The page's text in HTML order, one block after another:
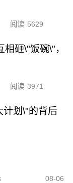
阅读 5629
砸\"饭碗\"，
阅读 3971
计划\"的背后
08-06